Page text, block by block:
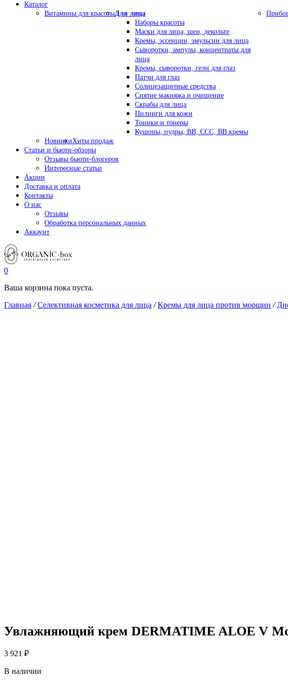
Каталог
Витамины для красотыДля лица
Наборы красоты
Маски для лица, шеи, декольте
Кремы, эссенции, эмульсии для лица
Сыворотки, ампулы, концентраты для
лица
Кремы, сыворотки, гели для глаз
Патчи для глаз
Солнцезащитные средства
Снятие макияжа и очищение
Скрабы для лица
Пилинги для кожи
Тоники и тонеры
Кушоны, пудры, ВВ, ССС, ВВ кремы
НовинкиХиты продаж
Статьи и бьюти-обзоры
Отзывы бьюти-блогеров
Интересные статьи
Акции
Доставка и оплата
Контакты
О нас
Отзывы
Обработка персональных данных
Аккаунт
0
Ваша корзина пока пуста.
Главная /Селективная косметика для лица /Кремы для лица против морщин /
Увлажняющий крем DERMATIME ALOE V
3 921 ₽
В наличии